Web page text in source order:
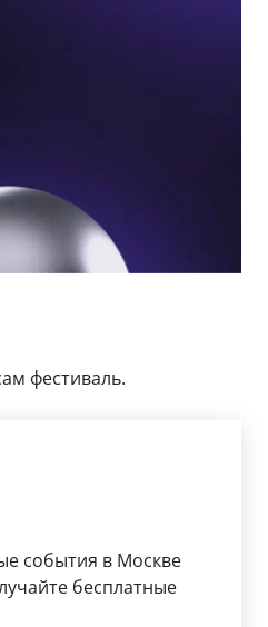
фестиваль.
события в Москве
бесплатные